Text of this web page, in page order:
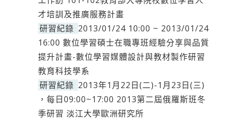
才培訓及推廣服務計畫
研習紀錄 2013/01/24 10:00 ~ 2013/01/24
16:00 數位學習碩士在職專班經驗分享與品質
提升計畫-數位學習媒體設計與教材製作研習
教育科技學系
研習紀錄 2013年1月22日(二)-1月23日(三)
，每日09:00~17:00 2013第二屆俄羅斯班冬
季研習 淡江大學歐洲研究所